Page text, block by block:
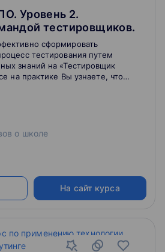
Уровень 2.
тестировщиков.
сформировать
тестирования путем
знаний на «Тестировщик
на практике Вы узнаете, что
как сформировать
для тестирования ПО, как
погружение в
разработанном
проблемами тестирования
о школе
На сайт курса